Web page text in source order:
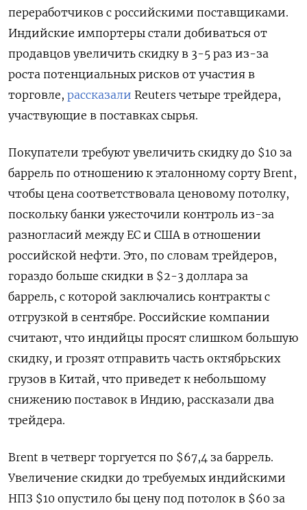
переработчиков с российскими поставщиками.
Индийские импортеры стали добиваться от
продавцов увеличить скидку в 3-5 раз из-за
роста потенциальных рисков от участия в
торговле, рассказали Reuters четыре трейдера,
участвующие в поставках сырья.
Покупатели требуют увеличить скидку до $10 за
баррель по отношению к эталонному сорту Brent,
чтобы цена соответствовала ценовому потолку,
поскольку банки ужесточили контроль из-за
разногласий между ЕС и США в отношении
российской нефти. Это, по словам трейдеров,
гораздо больше скидки в $2-3 доллара за
баррель, с которой заключались контракты с
отгрузкой в сентябре. Российские компании
считают, что индийцы просят слишком большую
скидку, и грозят отправить часть октябрьских
грузов в Китай, что приведет к небольшому
снижению поставок в Индию, рассказали два
трейдера.
Brent в четверг торгуется по $67,4 за баррель.
Увеличение скидки до требуемых индийскими
НПЗ $10 опустило бы цену под потолок в $60 за